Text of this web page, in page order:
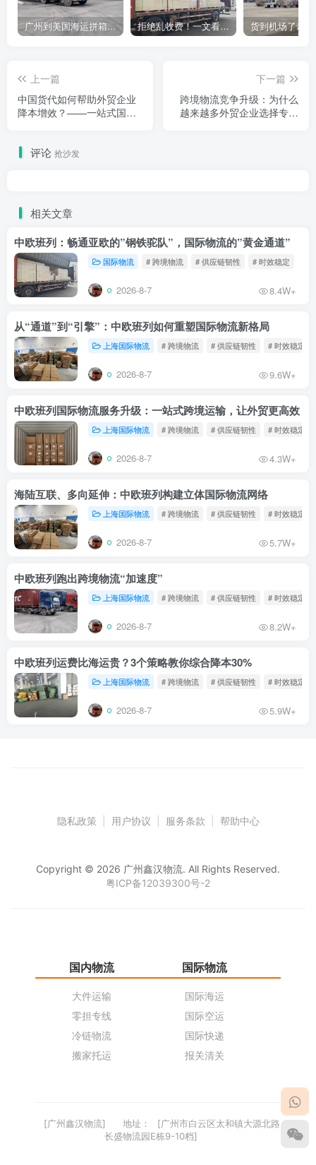
广州到美国海运拼箱多少钱？2024年最新运费构成+隐藏费用避坑指南 拒绝乱收费！一文看懂中国货代计费套路，教你避开所有隐形坑
上一篇
中国货代如何帮助外贸企业
降本增效？——一站式国际
下一篇
跨境物流竞争升级：为什么
越来越多外贸企业选择专业
评论 抢沙发
相关文章
中欧班列：畅通亚欧的”钢铁驼队”，国际物流的”黄金通道”
国际物流 # 跨境物流 # 供应链韧性 # 时效稳定
2026-8-7 8.4W+
从“通道”到“引擎”：中欧班列如何重塑国际物流新格局
上海国际物流 # 跨境物流 # 供应链韧性 # 时效稳定
2026-8-7 9.6W+
中欧班列国际物流服务升级：一站式跨境运输，让外贸更高效
上海国际物流 # 跨境物流 # 供应链韧性 # 时效稳定
2026-8-7 4.3W+
海陆互联、多向延伸：中欧班列构建立体国际物流网络
上海国际物流 # 跨境物流 # 供应链韧性 # 时效稳定
2026-8-7 5.7W+
中欧班列跑出跨境物流“加速度”
上海国际物流 # 跨境物流 # 供应链韧性 # 时效稳定
2026-8-7 8.2W+
中欧班列运费比海运贵？3个策略教你综合降本30%
上海国际物流 # 跨境物流 # 供应链韧性 # 时效稳定
2026-8-7 5.9W+
隐私政策 用户协议 服务条款 帮助中心
Copyright © 2026 广州鑫汉物流. All Rights Reserved.
粤ICP备12039300号-2
国内物流
大件运输
零担专线
冷链物流
搬家托运
国际物流
国际海运
国际空运
国际快递
报关清关
[广州鑫汉物流] 地址：
[广州市白云区太和镇大源北路
长盛物流园E栋9-10档]